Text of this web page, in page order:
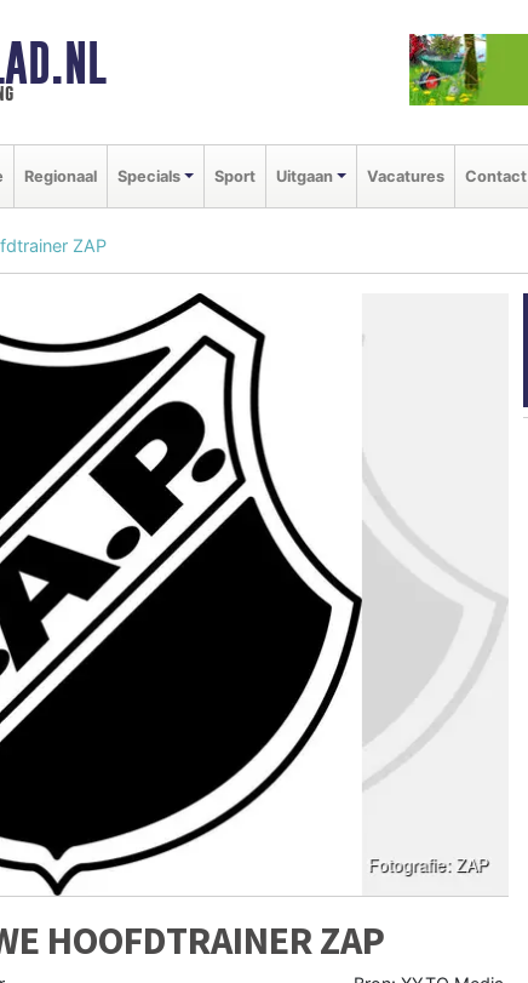
Regionaal Specials Sport Uitgaan Vacatures Contact
ZAP
HOOFDTRAINER ZAP